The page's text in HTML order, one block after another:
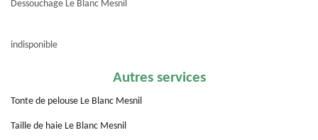
Dessouchage Le Blanc Mesnil
indisponible
Autres services
Tonte de pelouse Le Blanc Mesnil
Taille de haie Le Blanc Mesnil